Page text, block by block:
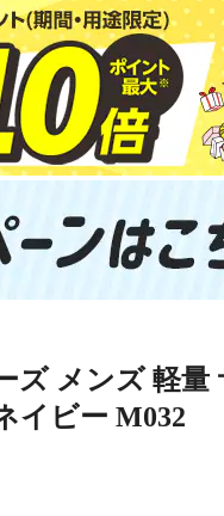
ズ メンズ 軽量
イビー M032